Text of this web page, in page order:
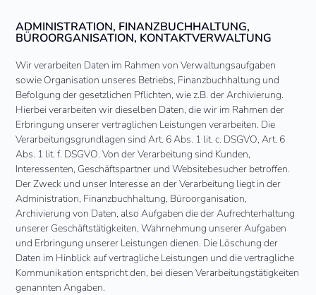
ADMINISTRATION, FINANZBUCHHALTUNG,
BÜROORGANISATION, KONTAKTVERWALTUNG
Wir verarbeiten Daten im Rahmen von Verwaltungsaufgaben
sowie Organisation unseres Betriebs, Finanzbuchhaltung und
Befolgung der gesetzlichen Pflichten, wie z.B. der Archivierung.
Hierbei verarbeiten wir dieselben Daten, die wir im Rahmen der
Erbringung unserer vertraglichen Leistungen verarbeiten. Die
Verarbeitungsgrundlagen sind Art. 6 Abs. 1 lit. c. DSGVO, Art. 6
Abs. 1 lit. f. DSGVO. Von der Verarbeitung sind Kunden,
Interessenten, Geschäftspartner und Websitebesucher betroffen.
Der Zweck und unser Interesse an der Verarbeitung liegt in der
Administration, Finanzbuchhaltung, Büroorganisation,
Archivierung von Daten, also Aufgaben die der Aufrechterhaltung
unserer Geschäftstätigkeiten, Wahrnehmung unserer Aufgaben
und Erbringung unserer Leistungen dienen. Die Löschung der
Daten im Hinblick auf vertragliche Leistungen und die vertragliche
Kommunikation entspricht den, bei diesen Verarbeitungstätigkeiten
genannten Angaben.